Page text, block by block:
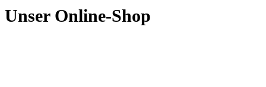
Unser Online-Shop